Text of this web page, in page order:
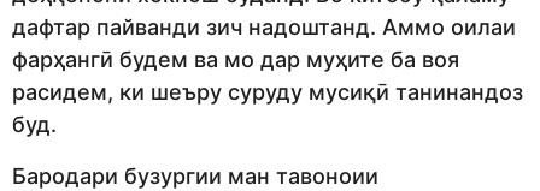
дафтар пайванди зич надоштанд. Аммо оилаи
фарҳангӣ будем ва мо дар муҳите ба воя
расидем, ки шеъру суруду мусиқӣ танинандоз
буд.
Бародари бузургии ман тавоноии